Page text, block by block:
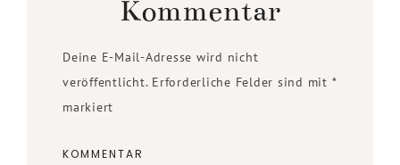
Kommentar
Deine E-Mail-Adresse wird nicht
veröffentlicht. Erforderliche Felder sind mit *
markiert
KOMMENTAR